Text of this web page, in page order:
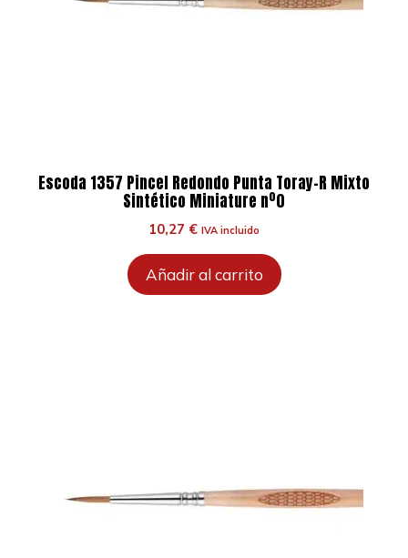
Escoda 1357 Pincel Redondo Punta Toray-R Mixto
Sintético Miniature nº0
10,27 € IVA incluido
Añadir al carrito